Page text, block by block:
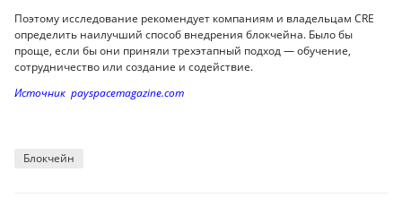
Поэтому исследование рекомендует компаниям и владельцам CRE
определить наилучший способ внедрения блокчейна. Было бы
проще, если бы они приняли трехэтапный подход — обучение,
сотрудничество или создание и содействие.
Источник payspacemagazine.com
Блокчейн